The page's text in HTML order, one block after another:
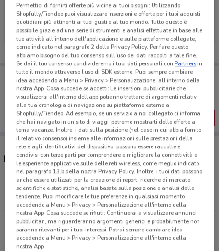
Ci dispiace, al momento non abbiamo pubblicato
volantini nella tua zona. Riprova più tardi.
Porta DoveConviene sempre con te!
Puoi trovare le migliori offerte dei negozi vicino a te,
salvarle e creare la tua lista del risparmio, comodamente
dal tuo cellulare.
SCARICA L’APP
Negozi LiberaMente a Catania
Via Fabio Filzi N.8 Catania
401 m
Via Androne N.1/3 Catania
463 m
CHIUSO
Permettici di fornirti offerte più vicine ai tuoi bisogni: Utilizzando
Shopfully/Tiendeo puoi visualizzare inserzioni e offerte per i tuoi acquisti
quotidiani più attinenti ai tuoi gusti e al tuo mondo. Tutto questo è
possibile grazie ad una serie di strumenti e analisi effettuate in base alle
tue attività all'interno dell'applicazione e sulle piattaforme collegate,
come indicato nel paragrafo 2 della Privacy Policy. Per fare questo,
abbiamo bisogno del tuo consenso sull'uso dei dati raccolti a tale fine.
Se dai il tuo consenso condivideremo i tuoi dati personali conPartnersin
tutto il mondo attraverso l’uso di SDK esterne. Puoi sempre cambiare
idea accedendo a Menu > Privacy > Personalizzazione, all’interno della
nostra App. Cosa succede se accetti: Le inserzioni pubblicitarie che
visualizzerai all'interno dell’app potranno trattare di argomenti relativi
alla tua cronologia di navigazione su piattaforme esterne a
Shopfully/Tiendeo. Ad esempio, se un servizio a noi collegato ci informa
che hai navigato in un sito di viaggi, potremo mostrarti delle offerte a
tema vacanze. Inoltre, i dati sulla posizione (nel caso in cui abbia fornito
il relativo consenso) insieme alle informazioni sulle prestazioni della
rete e agli identificativi del dispositivo, possono essere raccolte e
condivisi con terze parti per comprendere e migliorare la connettività e
le esperienze applicative sulle delle reti wireless, come meglio indicato
nel paragrafo 13.b della nostra Privacy Policy. Inoltre, i tuoi dati possono
anche essere utilizzati per la creazione di report, ricerche di mercato,
scientifiche e statistiche, analisi basate sulla posizione e analisi delle
tendenze. Puoi modificare le tue preferenze in qualsiasi momento
accedendo a Menu > Privacy > Personalizzazione all'interno della
nostra App. Cosa succede se rifiuti: Continuerai a visualizzare annunci
pubblicitari, ma riguarderanno argomenti generici e probabilmente non
saranno rilevanti per i tuoi interessi. Potrai sempre cambiare idea
accedendo a Menu > Privacy > Personalizzazione all'interno della
nostra App.